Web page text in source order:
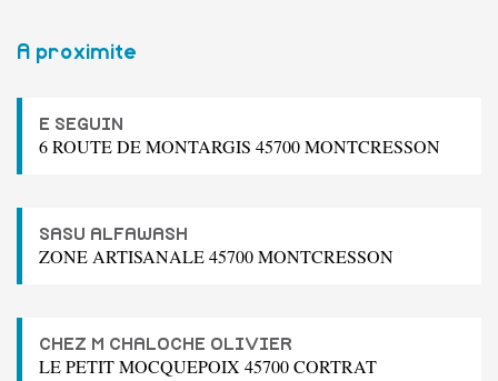
A proximite
E SEGUIN
6 ROUTE DE MONTARGIS 45700 MONTCRESSON
SASU ALFAWASH
ZONE ARTISANALE 45700 MONTCRESSON
CHEZ M CHALOCHE OLIVIER
LE PETIT MOCQUEPOIX 45700 CORTRAT